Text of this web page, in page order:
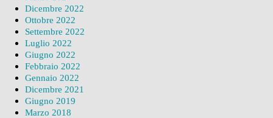
Dicembre 2022
Ottobre 2022
Settembre 2022
Luglio 2022
Giugno 2022
Febbraio 2022
Gennaio 2022
Dicembre 2021
Giugno 2019
Marzo 2018